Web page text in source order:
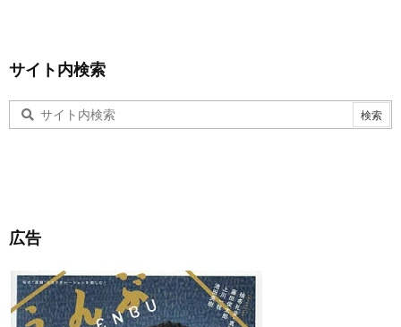
サイト内検索
広告